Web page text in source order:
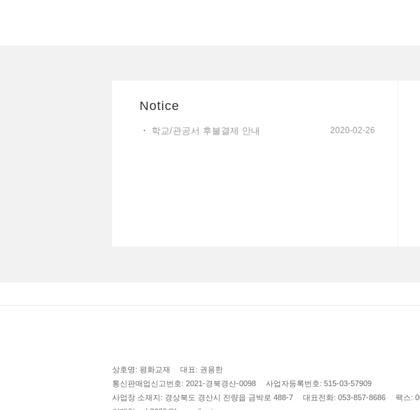
Notice
학교/관공서 후불결제 안내 2020-02-26
상호명: 평화교재
대표: 권용한
통신판매업신고번호: 2021-경북경산-0098
사업자등록번호: 515-03-57909
사업장 소재지: 경상북도 경산시 진량읍 금박로 488-7
대표전화: 053-857-8686
팩스: